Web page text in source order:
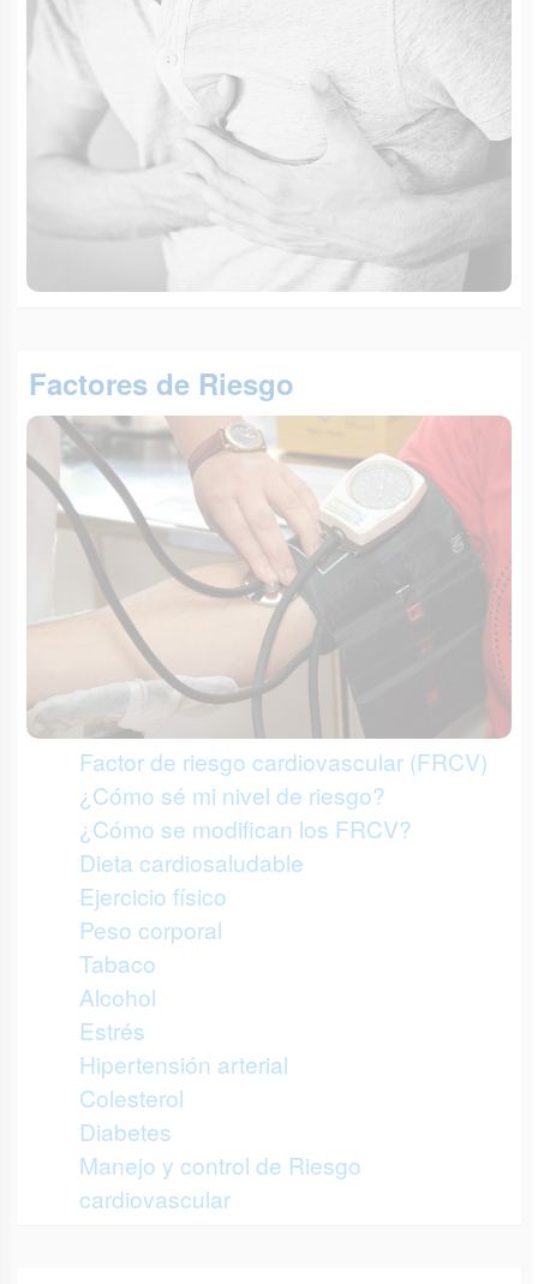
Factores de Riesgo
Factor de riesgo cardiovascular (FRCV)
¿Cómo sé mi nivel de riesgo?
¿Cómo se modifican los FRCV?
Dieta cardiosaludable
Ejercicio físico
Peso corporal
Tabaco
Alcohol
Estrés
Hipertensión arterial
Colesterol
Diabetes
Manejo y control de Riesgo
cardiovascular